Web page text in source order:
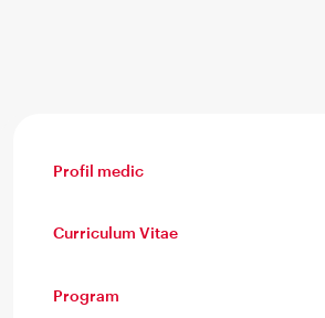
Profil medic
Curriculum Vitae
Program